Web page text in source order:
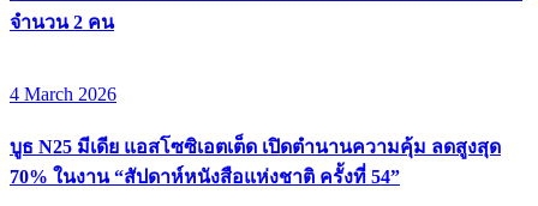
จำนวน 2 คน
4 March 2026
บูธ N25 มีเดีย แอสโซซิเอตเต็ด เปิดตำนานความคุ้ม ลดสูงสุด
70% ในงาน “สัปดาห์หนังสือแห่งชาติ ครั้งที่ 54”